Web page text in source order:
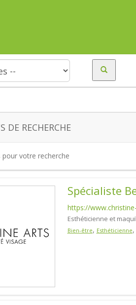
DE RECHERCHE
votre recherche
Spécialiste
https://
Esthéticienne et
Bien-être, Esthéticienne,